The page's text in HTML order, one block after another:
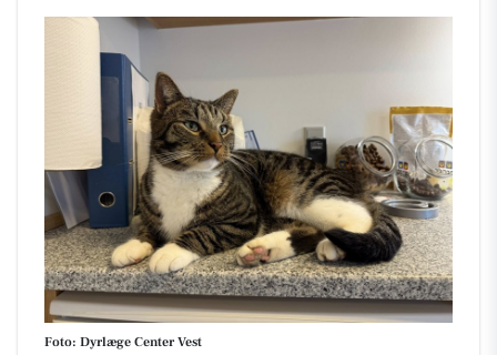
Foto: Dyrlæge Center Vest